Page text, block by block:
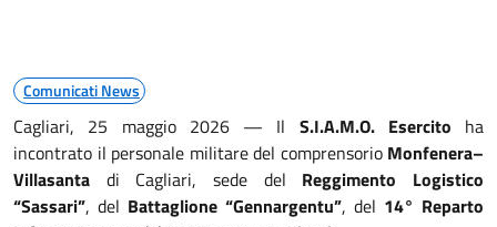
Comunicati News
Cagliari, 25 maggio 2026 — Il S.I.A.M.O. Esercito ha
incontrato il personale militare del comprensorio Monfenera–
Villasanta di Cagliari, sede del Reggimento Logistico
“Sassari”, del Battaglione “Gennargentu”, del 14° Reparto